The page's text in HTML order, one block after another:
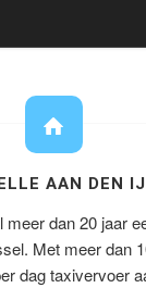
AAN DEN
meer dan 20 jaar
Met meer dan
dag taxivervoer